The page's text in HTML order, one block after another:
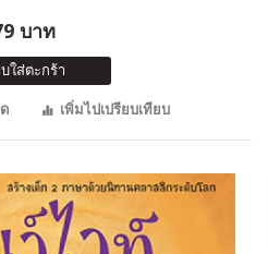
บาท
ใส่ตะกร้า
เพิ่มไปเปรียบเทียบ